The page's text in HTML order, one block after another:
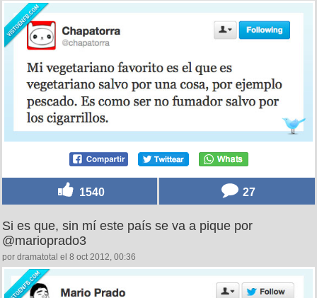
1540 27
Si es que, sin mí este país se va a pique por
@marioprado3
por dramatotal el 8 oct 2012, 00:36